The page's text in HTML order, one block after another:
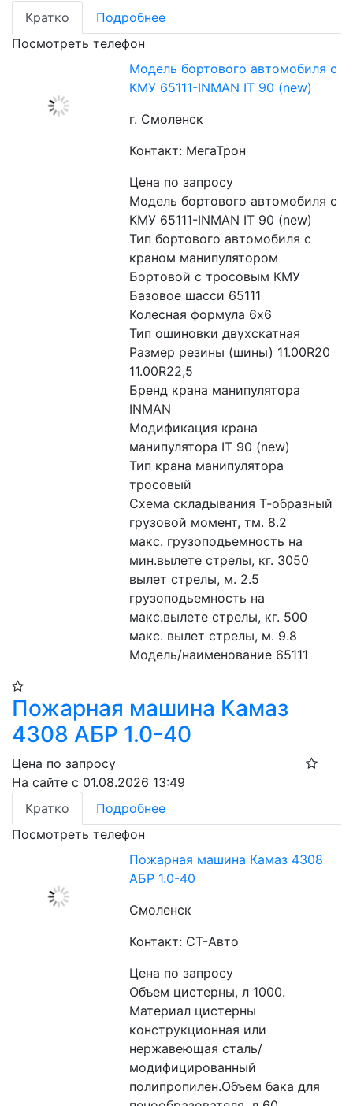
Кратко
Подробнее
Посмотреть телефон
Модель бортового автомобиля с
КМУ 65111-INMAN IT 90 (new)
г. Смоленск
Контакт: МегаТрон
Цена по запросу
Модель бортового автомобиля с
КМУ 65111-INMAN IT 90 (new)
Тип бортового автомобиля с
краном манипулятором
Бортовой с тросовым КМУ
Базовое шасси 65111
Колесная формула 6x6
Тип ошиновки двухскатная
Размер резины (шины) 11.00R20
11.00R22,5
Бренд крана манипулятора
INMAN
Модификация крана
манипулятора IT 90 (new)
Тип крана манипулятора
тросовый
Схема складывания Т-образный
грузовой момент, тм. 8.2
макс. грузоподьемность на
мин.вылете стрелы, кг. 3050
вылет стрелы, м. 2.5
грузоподьемность на
макс.вылете стрелы, кг. 500
макс. вылет стрелы, м. 9.8
Модель/наименование 65111
Пожарная машина Камаз
4308 АБР 1.0-40
Цена по запросу
На сайте с 01.08.2026 13:49
Кратко
Подробнее
Посмотреть телефон
Пожарная машина Камаз 4308
АБР 1.0-40
Смоленск
Контакт: СТ-Авто
Цена по запросу
Объем цистерны, л 1000.
Материал цистерны
конструкционная или
нержавеющая сталь/
модифицированный
полипропилен.Объем бака для